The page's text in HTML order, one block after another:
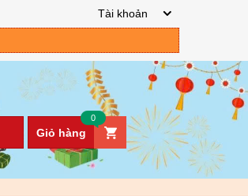
Tài khoản
Giỏ hàng
0